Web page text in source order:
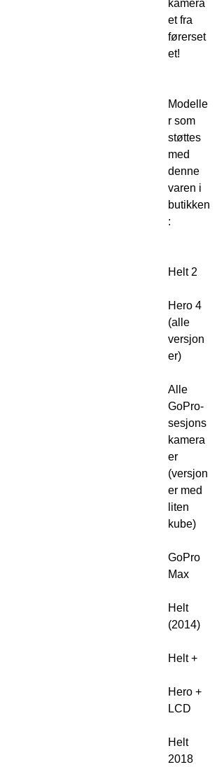
kamera
et fra
førerset
et!
Modelle
r som
støttes
med
denne
varen i
butikken
:
Helt 2
Hero 4
(alle
versjon
er)
Alle
GoPro-
sesjons
kamera
er
(versjon
er med
liten
kube)
GoPro
Max
Helt
(2014)
Helt +
Hero +
LCD
Helt
2018